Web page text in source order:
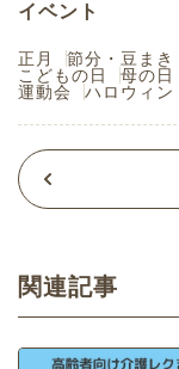
イベント
正月 節分・豆まき
こどもの日
母の日
運動会
ハロウィン
関連記事